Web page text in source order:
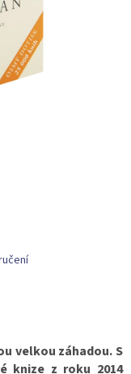
velkou záhadou. S
knize z roku 2014